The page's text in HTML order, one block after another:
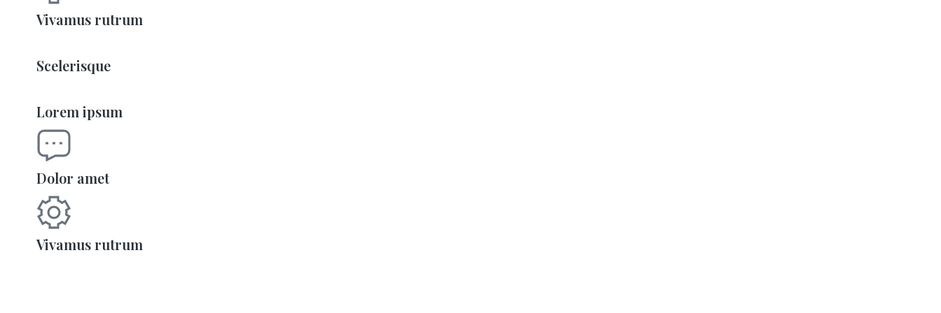
Vivamus rutrum
Scelerisque
Lorem ipsum
Dolor amet
Vivamus rutrum